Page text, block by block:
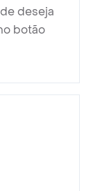
deseja
botão